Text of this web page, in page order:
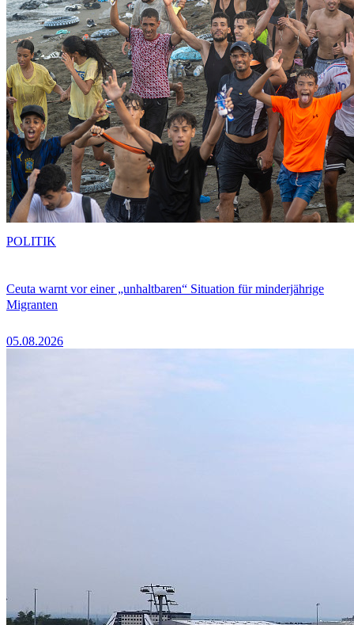
Ceuta warnt vor einer „unhaltbaren“ Situation für minderjährige
Migranten
05.08.2026
POLITIK